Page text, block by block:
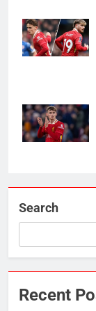
Search
Recent